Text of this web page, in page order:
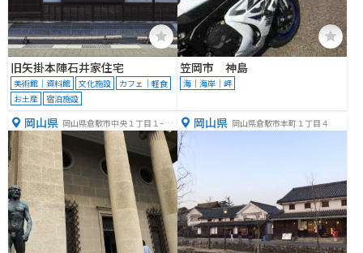
旧矢掛本陣石井家住宅
美術館｜資料館 文化施設
カフェ｜軽食
お土産
宿泊施設
笠岡市 神島
海｜海岸｜岬
岡山県 岡山県倉敷市中央１丁目１−１
５
岡山県 岡山県倉敷市本町１丁目４